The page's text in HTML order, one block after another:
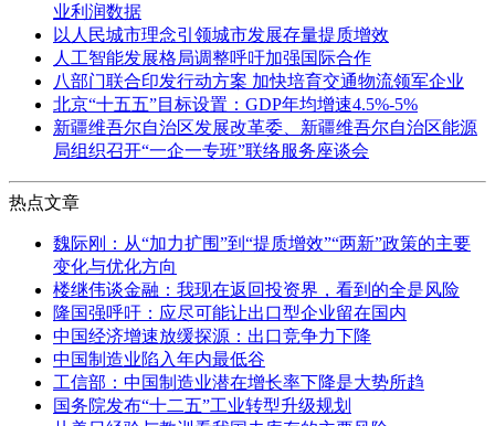
业利润数据
以人民城市理念引领城市发展存量提质增效
人工智能发展格局调整呼吁加强国际合作
八部门联合印发行动方案 加快培育交通物流领军企业
北京“十五五”目标设置：GDP年均增速4.5%-5%
新疆维吾尔自治区发展改革委、新疆维吾尔自治区能源
局组织召开“一企一专班”联络服务座谈会
热点文章
魏际刚：从“加力扩围”到“提质增效”“两新”政策的主要
变化与优化方向
楼继伟谈金融：我现在返回投资界，看到的全是风险
隆国强呼吁：应尽可能让出口型企业留在国内
中国经济增速放缓探源：出口竞争力下降
中国制造业陷入年内最低谷
工信部：中国制造业潜在增长率下降是大势所趋
国务院发布“十二五”工业转型升级规划